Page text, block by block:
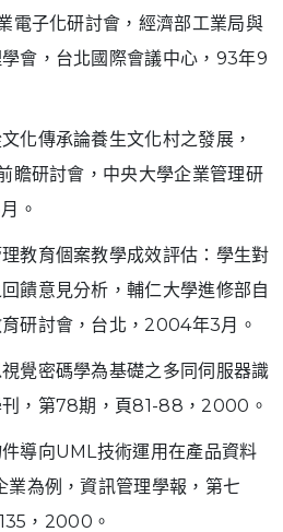
電子化研討會，經濟部工業局與
會，台北國際會議中心，93年9
化傳承論養生文化村之發展，
瞻研討會，中央大學企業管理研
。
教育個案教學成效評估：學生對
饋意見分析，輔仁大學進修部自
研討會，台北，2004年3月。
覺密碼學為基礎之多同伺服器識
刊，第78期，頁81-88，2000。
導向UML技術運用在產品資料
業為例，資訊管理學報，第七
，2000。